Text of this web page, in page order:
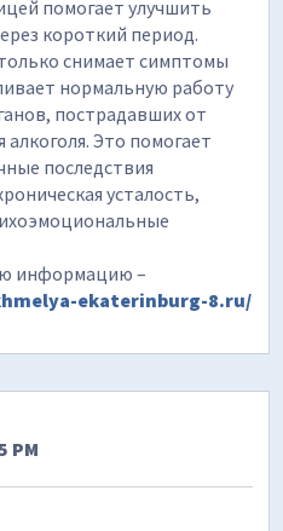
помогает улучшить
короткий период.
снимает симптомы
нормальную работу
пострадавших от
алкоголя. Это помогает
последствия
усталость,
информацию –
ekaterinburg-8.ru/
PM